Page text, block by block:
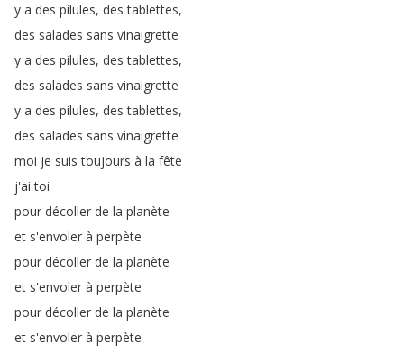
y a des pilules, des tablettes,
des salades sans vinaigrette
y a des pilules, des tablettes,
des salades sans vinaigrette
y a des pilules, des tablettes,
des salades sans vinaigrette
moi je suis toujours à la fête
j'ai toi
pour décoller de la planète
et s'envoler à perpète
pour décoller de la planète
et s'envoler à perpète
pour décoller de la planète
et s'envoler à perpète